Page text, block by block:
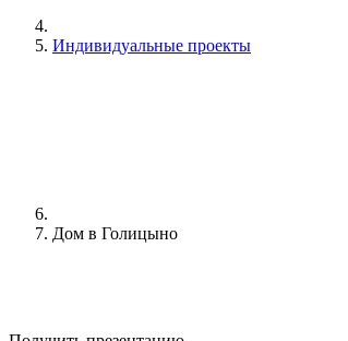
Индивидуальные проекты
Дом в Голицыно